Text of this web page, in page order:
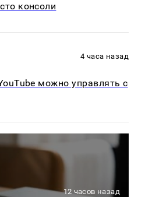
консоли
4 часа назад
можно управлять с
12 часов назад